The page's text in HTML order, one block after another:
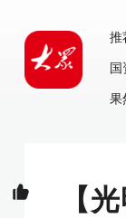
推
国
果
【